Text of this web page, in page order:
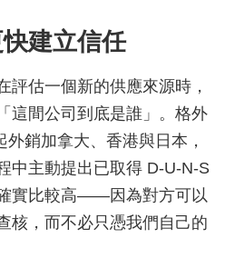
建立信任
評估一個新的供應來源時，
這間公司到底是誰」。格外
銷加拿大、香港與日本，
中主動提出已取得 D-U-N-S
實比較高——因為對方可以
核，而不必只憑我們自己的